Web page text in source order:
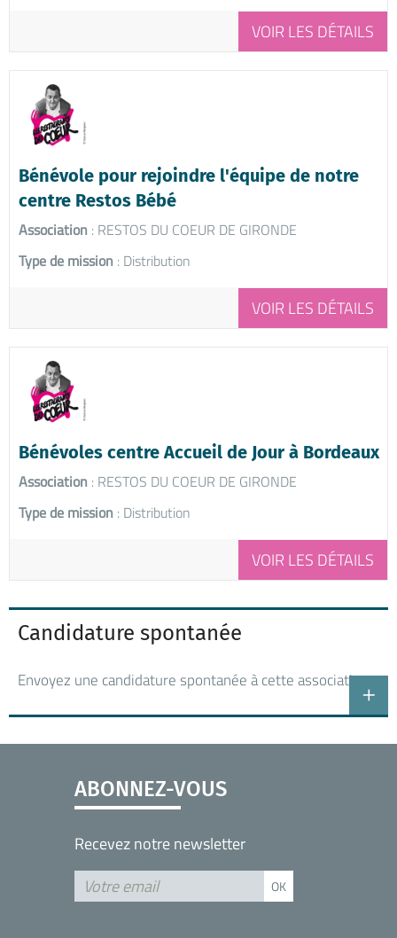
VOIR LES DÉTAILS
Bénévole pour rejoindre l'équipe de notre
centre Restos Bébé
Association : RESTOS DU COEUR DE GIRONDE
Type de mission : Distribution
VOIR LES DÉTAILS
Bénévoles centre Accueil de Jour à Bordeaux
Association : RESTOS DU COEUR DE GIRONDE
Type de mission : Distribution
VOIR LES DÉTAILS
Candidature spontanée
Envoyez une candidature spontanée à cette association
ABONNEZ-VOUS
Recevez notre newsletter